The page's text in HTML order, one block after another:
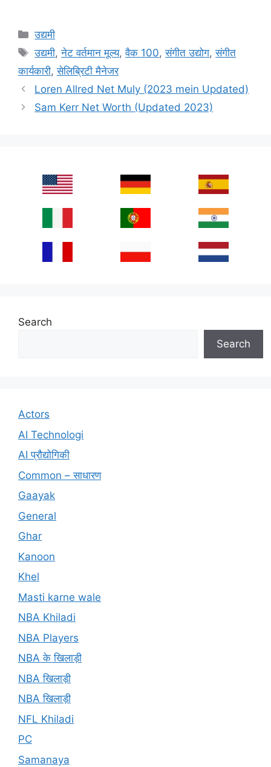
Categories
उद्यमी
Tags
उद्यमी,नेट वर्तमान मूल्य,वैक 100,संगीत उद्योग,संगीत
कार्यकारी,सेलिब्रिटी मैनेजर
Loren Allred Net Muly (2023 mein Updated)
Sam Kerr Net Worth (Updated 2023)
Search
Search
Actors
AI Technologi
AI प्रौद्योगिकी
Common – साधारण
Gaayak
General
Ghar
Kanoon
Khel
Masti karne wale
NBA Khiladi
NBA Players
NBA के खिलाड़ी
NBA खिलाड़ी
NBA खिलाड़ी
NFL Khiladi
PC
Samanaya